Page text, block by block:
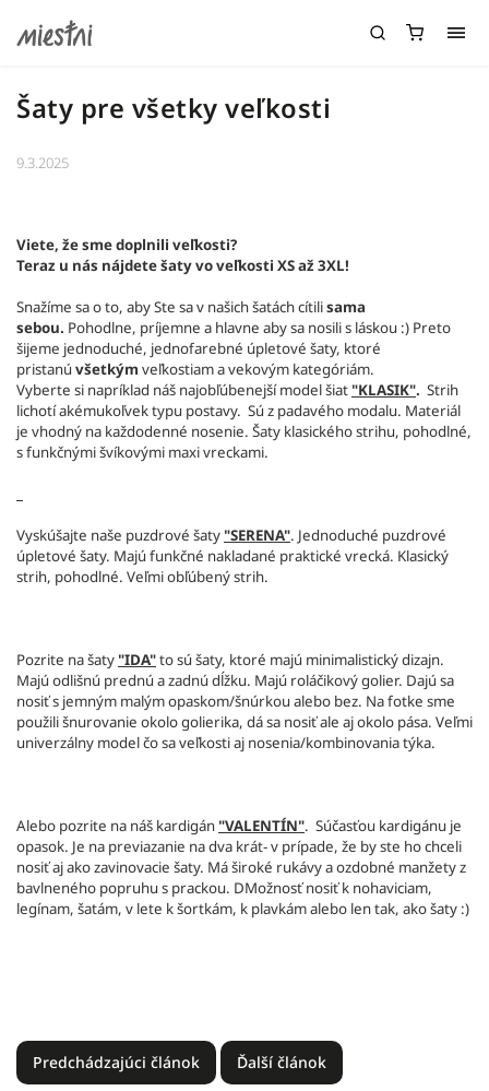
Šaty pre všetky veľkosti
9.3.2025
Viete, že sme doplnili veľkosti?
Teraz u nás nájdete šaty vo veľkosti XS až 3XL!
Snažíme sa o to, aby Ste sa v našich šatách cítilisama
sebou. Pohodlne, príjemne a hlavne aby sa nosili s láskou :) Preto
šijeme jednoduché, jednofarebné úpletové šaty, ktoré
pristanú všetkým veľkostiam a vekovým kategóriám.
Vyberte si napríklad náš najobľúbenejší model šiat "KLASIK". Strih
lichotí akémukoľvek typu postavy. Sú z padavého modalu. Materiál
je vhodný na každodenné nosenie. Šaty klasického strihu, pohodlné,
s funkčnými švíkovými maxi vreckami.
Vyskúšajte naše puzdrové šaty "SERENA". Jednoduché puzdrové
úpletové šaty. Majú funkčné nakladané praktické vrecká. Klasický
strih, pohodlné. Veľmi obľúbený strih.
Pozrite na šaty "IDA"to sú šaty, ktoré majú minimalistický dizajn.
Majú odlišnú prednú a zadnú dĺžku. Majú roláčikový golier. Dajú sa
nosiť s jemným malým opaskom/šnúrkou alebo bez. Na fotke sme
použili šnurovanie okolo golierika, dá sa nosiť ale aj okolo pása. Veľmi
univerzálny model čo sa veľkosti aj nosenia/kombinovania týka.
Alebo pozrite na náš kardigán "VALENTÍN". Súčasťou kardigánu je
opasok. Je na previazanie na dva krát- v prípade, že by ste ho chceli
nosiť aj ako zavinovacie šaty. Má široké rukávy a ozdobné manžety z
bavlneného popruhu s prackou. DMožnosť nosiť k nohaviciam,
legínam, šatám, v lete k šortkám, k plavkám alebo len tak, ako šaty :)
Predchádzajúci článok Ďalší článok